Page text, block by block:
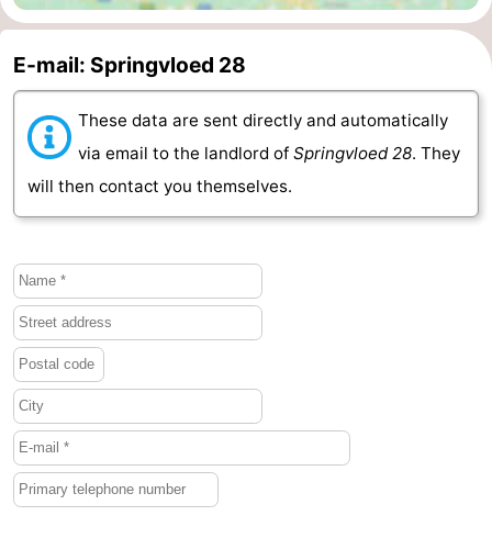
bos
Vlissingen
-
Middelburg
Zeeuws-
Vlaanderen
Nieuwvliet
Cadzand
-
Nature
Het
Zwin
Weather
Contact
us
E-mail: Springvloed 28
These data are sent directly and automatically
via email to the landlord of Springvloed 28. They
will then contact you themselves.